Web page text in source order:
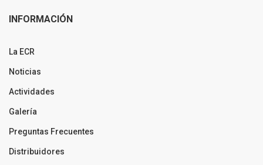
INFORMACIÓN
La ECR
Noticias
Actividades
Galería
Preguntas Frecuentes
Distribuidores